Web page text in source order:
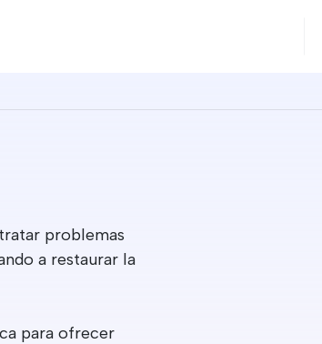
problemas
a restaurar la
para ofrecer